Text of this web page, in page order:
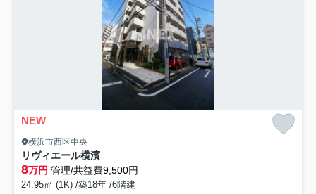
NEW
横浜市西区中央
リヴィエール横濱
8万円 管理/共益費9,500円
24.95㎡ (1K) /築18年 /6階建